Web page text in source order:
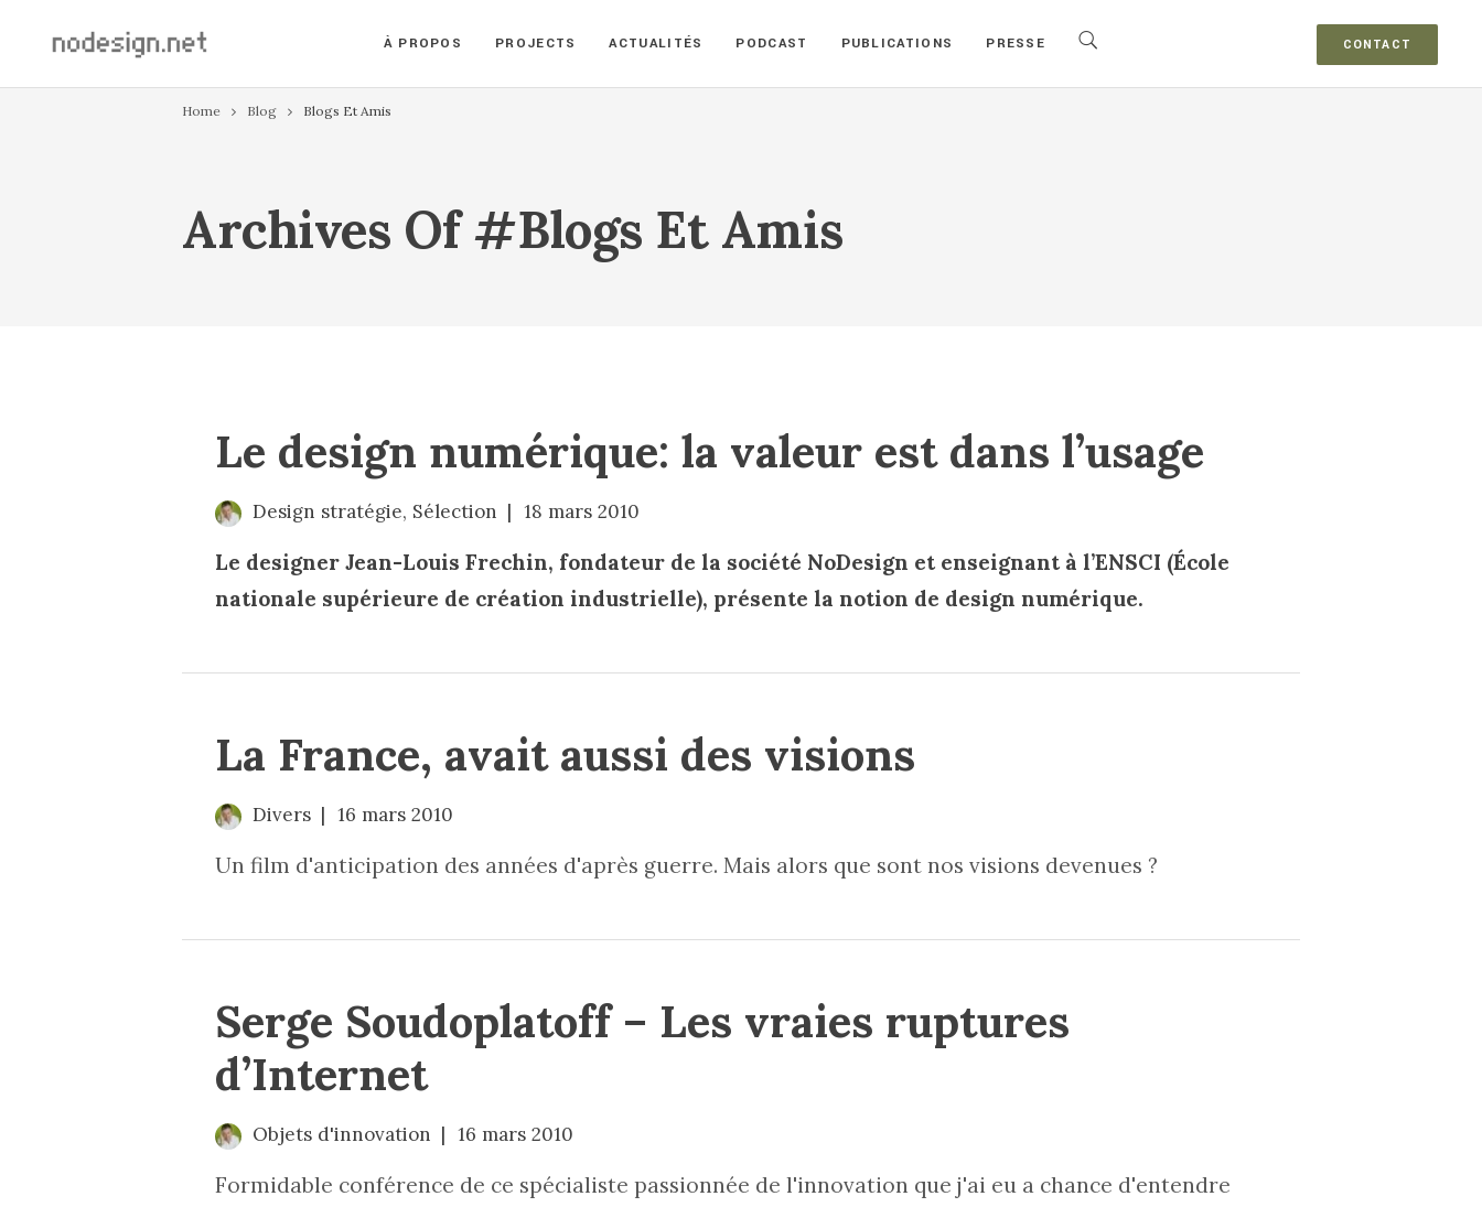
CONTACT
À PROPOS PROJECTS ACTUALITÉS PODCAST PUBLICATIONS PRESSE
Home Blog Blogs Et Amis
Archives Of #Blogs Et Amis
Le design numérique: la valeur est dans l’usage
Design stratégie, Sélection 18 mars 2010
Le designer Jean-Louis Frechin, fondateur de la société NoDesign et enseignant à l’ENSCI (École
nationale supérieure de création industrielle), présente la notion de design numérique.
La France, avait aussi des visions
Divers 16 mars 2010
Un film d'anticipation des années d'après guerre. Mais alors que sont nos visions devenues ?
Serge Soudoplatoff – Les vraies ruptures
d’Internet
Objets d'innovation 16 mars 2010
Formidable conférence de ce spécialiste passionnée de l'innovation que j'ai eu a chance d'entendre